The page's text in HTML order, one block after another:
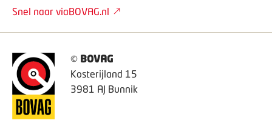
© BOVAG
Kosterijland 15
3981 AJ Bunnik
Snel naar viaBOVAG.nl